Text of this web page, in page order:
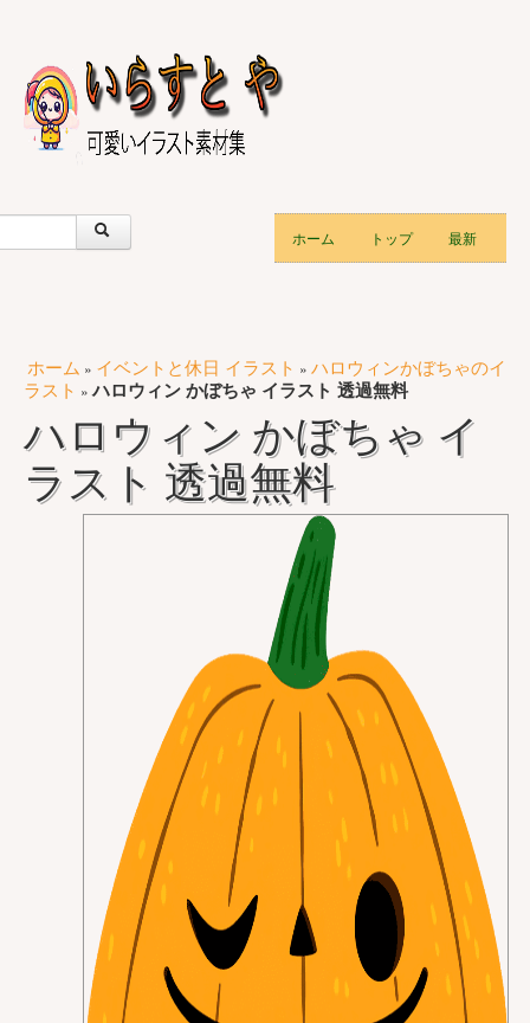
ホーム トップ 最新
ホーム » イベントと休日 イラスト » ハロウィンかぼちゃのイ
ラスト »ハロウィン かぼちゃ イラスト 透過無料
ハロウィン かぼちゃ イ
ラスト 透過無料